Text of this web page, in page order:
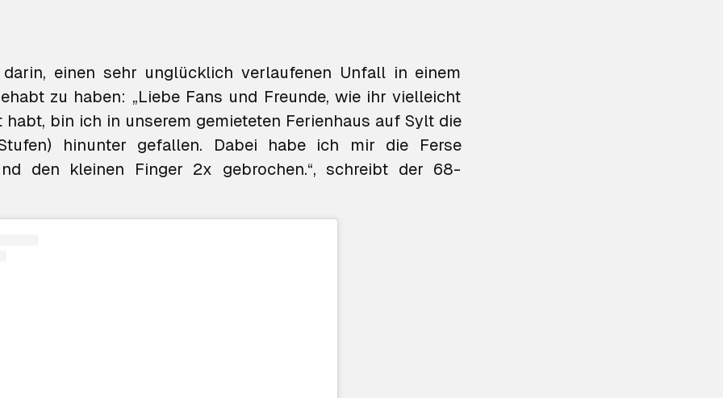
einen sehr unglücklich verlaufenen Unfall in einem
zu haben: „Liebe Fans und Freunde, wie ihr vielleicht
bin ich in unserem gemieteten Ferienhaus auf Sylt die
hinunter gefallen. Dabei habe ich mir die Ferse
den kleinen Finger 2x gebrochen.“, schreibt der 68-